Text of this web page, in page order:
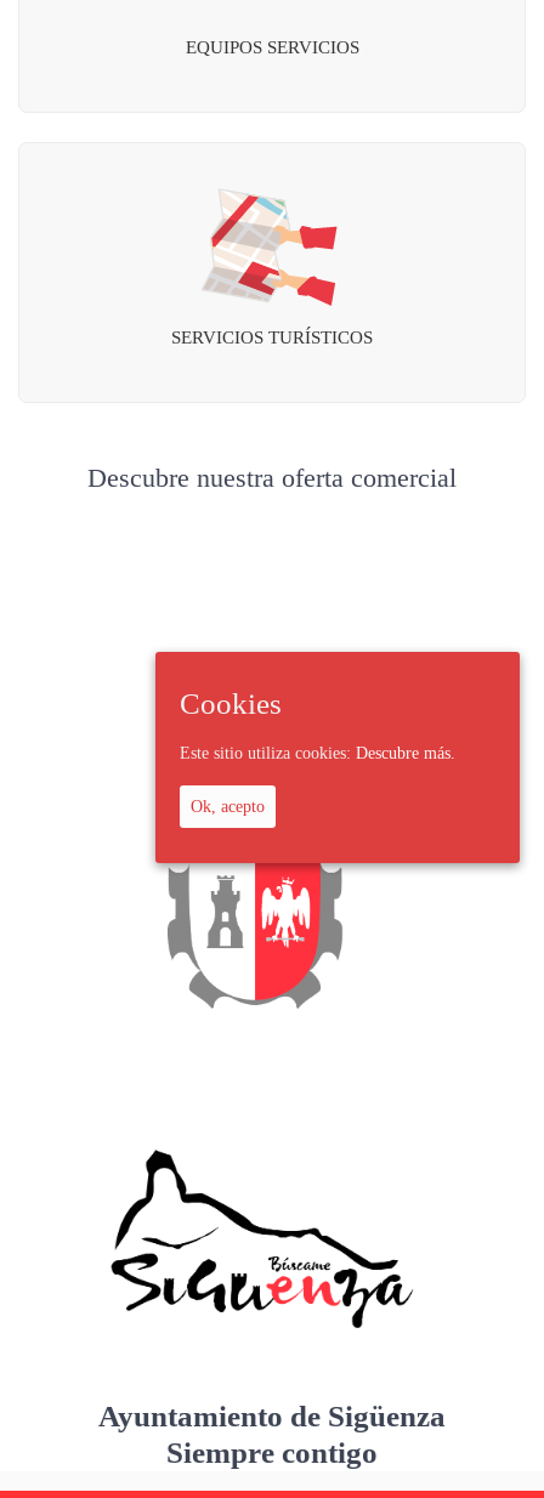
EQUIPOS SERVICIOS
SERVICIOS TURÍSTICOS
Descubre nuestra oferta comercial
Ayuntamiento de Sigüenza
Siempre contigo
Cookies
Este sitio utiliza cookies: Descubre más.
Ok, acepto